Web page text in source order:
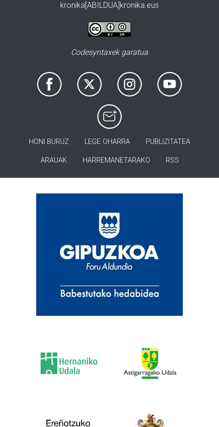
kronika[ABILDUA]kronika.eus
Codesyntaxek garatua
HONI BURUZ LEGE OHARRA PUBLIZITATEA
ARAUAK HARREMANETARAKO RSS